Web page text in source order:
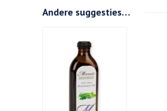
Andere suggesties…